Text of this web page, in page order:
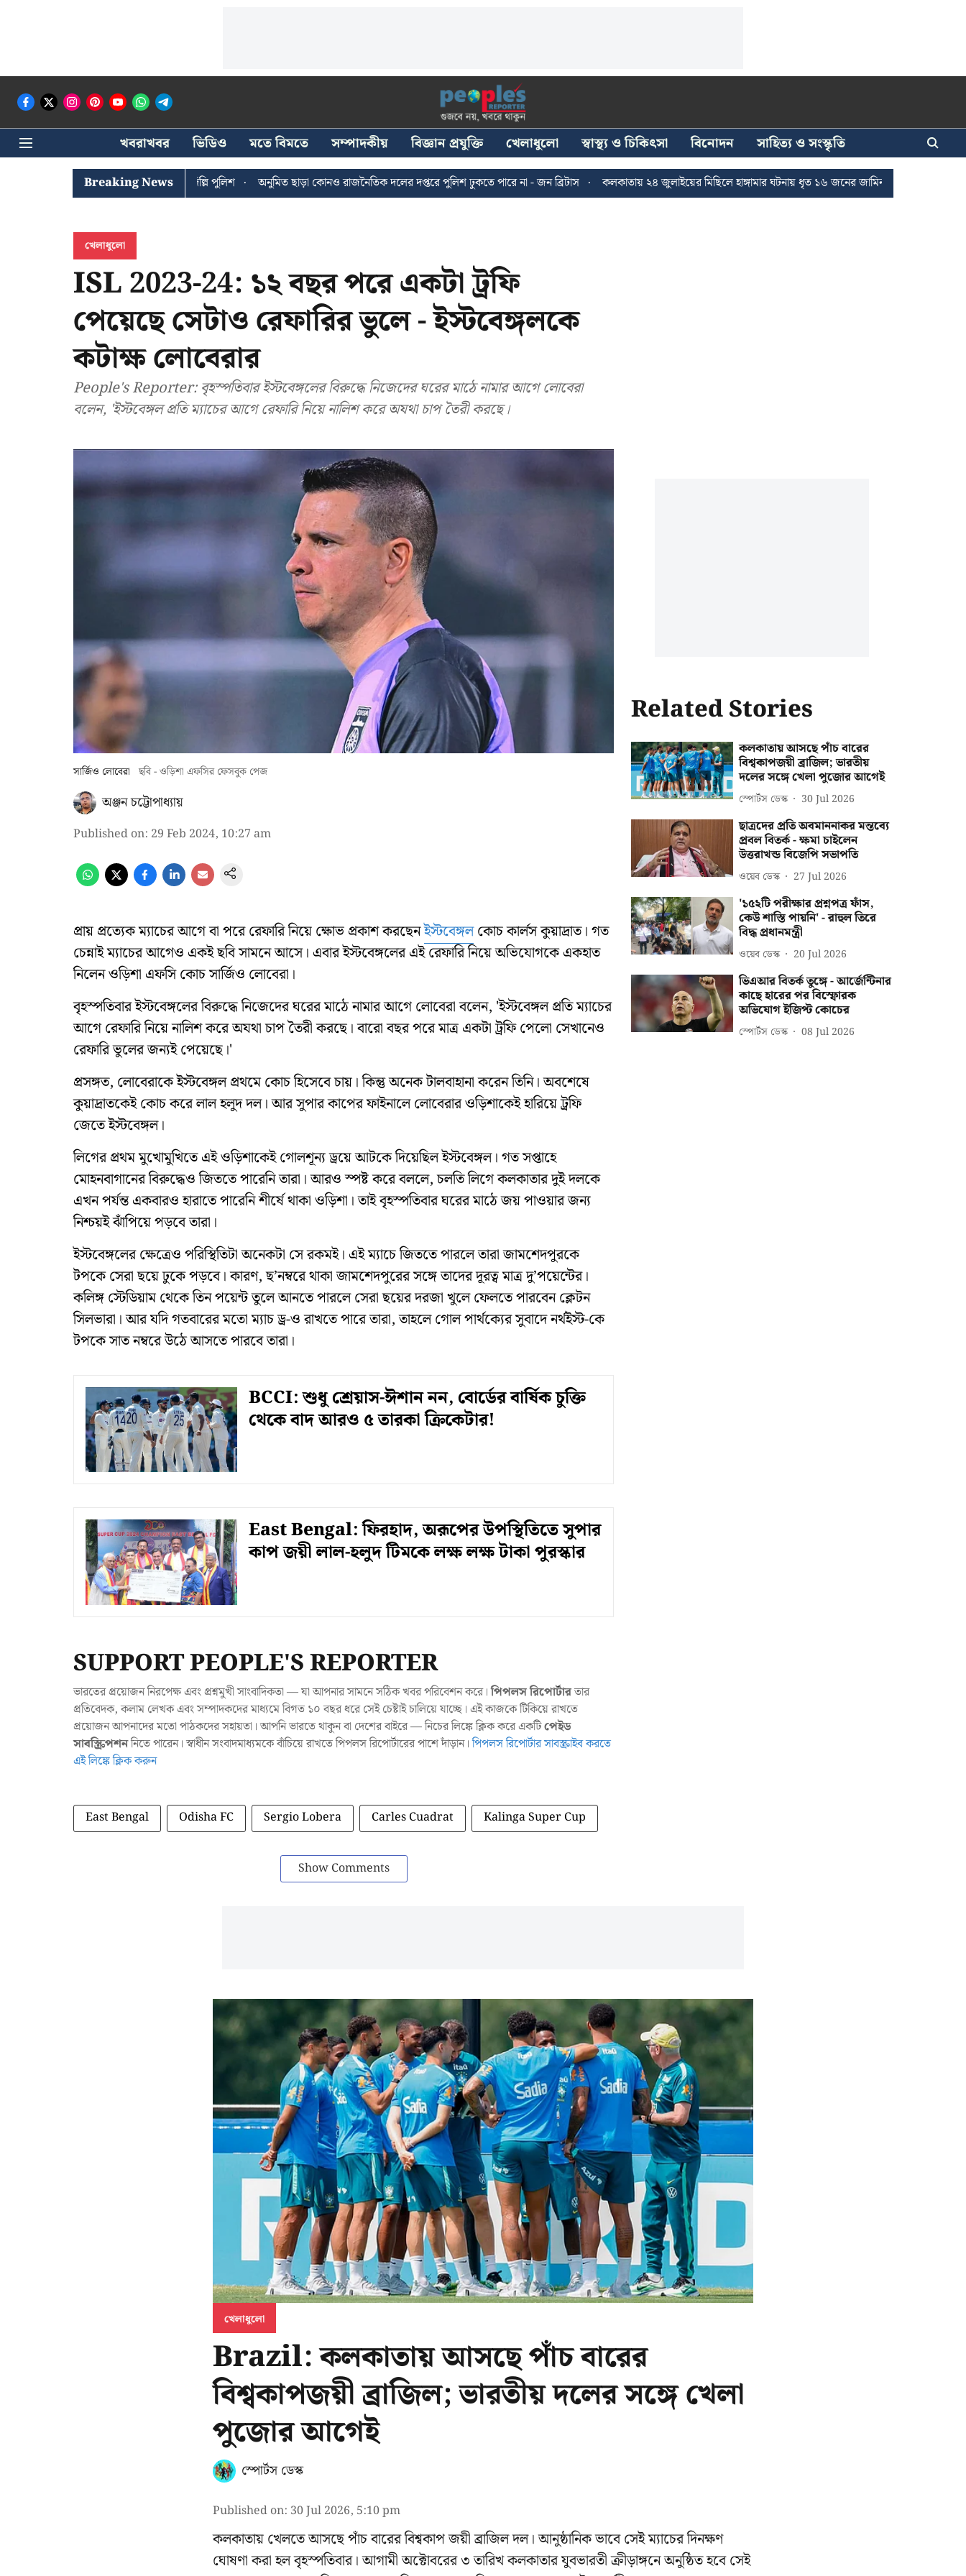
খবরাখবর ভিডিও মতে বিমতে সম্পাদকীয় বিজ্ঞান প্রযুক্তি খেলাধুলো স্বাস্থ্য ও চিকিৎসা বিনোদন সাহিত্য ও সংস্কৃতি
Breaking News
খোঁজে সিপিআইএম সদর দপ্তরে দিল্লি পুলিশ অনুমিত ছাড়া কোনও রাজনৈতিক দলের দপ্তরে পুলিশ ঢুকতে পারে না - জন ব্রিটাস কলকাতায় ২৪ জুলাইয়ের মিছিলে হাঙ্গামার ঘটনায় ধৃত ১৬ জনের জামিন দুর্নীতি দমনে রাজ্যে চালু
খেলাধুলো
ISL 2023-24: ১২ বছর পরে একটা ট্রফি
পেয়েছে সেটাও রেফারির ভুলে - ইস্টবেঙ্গলকে
কটাক্ষ লোবেরার
People's Reporter: বৃহস্পতিবার ইস্টবেঙ্গলের বিরুদ্ধে নিজেদের ঘরের মাঠে নামার আগে লোবেরা
বলেন, 'ইস্টবেঙ্গল প্রতি ম্যাচের আগে রেফারি নিয়ে নালিশ করে অযথা চাপ তৈরী করছে।
সার্জিও লোবেরা ছবি - ওড়িশা এফসির ফেসবুক পেজ
অঞ্জন চট্টোপাধ্যায়
Published on: 29 Feb 2024, 10:27 am
প্রায় প্রত্যেক ম্যাচের আগে বা পরে রেফারি নিয়ে ক্ষোভ প্রকাশ করছেনইস্টবেঙ্গলকোচ কার্লস কুয়াদ্রাত। গত
চেন্নাই ম্যাচের আগেও একই ছবি সামনে আসে। এবার ইস্টবেঙ্গলের এই রেফারি নিয়ে অভিযোগকে একহাত
নিলেন ওড়িশা এফসি কোচ সার্জিও লোবেরা।
বৃহস্পতিবার ইস্টবেঙ্গলের বিরুদ্ধে নিজেদের ঘরের মাঠে নামার আগে লোবেরা বলেন, 'ইস্টবেঙ্গল প্রতি ম্যাচের
আগে রেফারি নিয়ে নালিশ করে অযথা চাপ তৈরী করছে। বারো বছর পরে মাত্র একটা ট্রফি পেলো সেখানেও
রেফারি ভুলের জন্যই পেয়েছে।'
প্রসঙ্গত, লোবেরাকে ইস্টবেঙ্গল প্রথমে কোচ হিসেবে চায়। কিন্তু অনেক টালবাহানা করেন তিনি। অবশেষে
কুয়াদ্রাতকেই কোচ করে লাল হলুদ দল। আর সুপার কাপের ফাইনালে লোবেরার ওড়িশাকেই হারিয়ে ট্রফি
জেতে ইস্টবেঙ্গল।
লিগের প্রথম মুখোমুখিতে এই ওড়িশাকেই গোলশূন্য ড্রয়ে আটকে দিয়েছিল ইস্টবেঙ্গল। গত সপ্তাহে
মোহনবাগানের বিরুদ্ধেও জিততে পারেনি তারা। আরও স্পষ্ট করে বললে, চলতি লিগে কলকাতার দুই দলকে
এখন পর্যন্ত একবারও হারাতে পারেনি শীর্ষে থাকা ওড়িশা। তাই বৃহস্পতিবার ঘরের মাঠে জয় পাওয়ার জন্য
নিশ্চয়ই ঝাঁপিয়ে পড়বে তারা।
ইস্টবেঙ্গলের ক্ষেত্রেও পরিস্থিতিটা অনেকটা সে রকমই। এই ম্যাচে জিততে পারলে তারা জামশেদপুরকে
টপকে সেরা ছয়ে ঢুকে পড়বে। কারণ, ছ’নম্বরে থাকা জামশেদপুরের সঙ্গে তাদের দূরত্ব মাত্র দু’পয়েন্টের।
কলিঙ্গ স্টেডিয়াম থেকে তিন পয়েন্ট তুলে আনতে পারলে সেরা ছয়ের দরজা খুলে ফেলতে পারবেন ক্লেটন
সিলভারা। আর যদি গতবারের মতো ম্যাচ ড্র-ও রাখতে পারে তারা, তাহলে গোল পার্থক্যের সুবাদে নর্থইস্ট-কে
টপকে সাত নম্বরে উঠে আসতে পারবে তারা।
BCCI: শুধু শ্রেয়াস-ঈশান নন, বোর্ডের বার্ষিক চুক্তি
থেকে বাদ আরও ৫ তারকা ক্রিকেটার!
East Bengal: ফিরহাদ, অরূপের উপস্থিতিতে সুপার
কাপ জয়ী লাল-হলুদ টিমকে লক্ষ লক্ষ টাকা পুরস্কার
SUPPORT PEOPLE'S REPORTER
ভারতের প্রয়োজন নিরপেক্ষ এবং প্রশ্নমুখী সাংবাদিকতা — যা আপনার সামনে সঠিক খবর পরিবেশন করে।পিপলস রিপোর্টারতার
প্রতিবেদক, কলাম লেখক এবং সম্পাদকদের মাধ্যমে বিগত ১০ বছর ধরে সেই চেষ্টাই চালিয়ে যাচ্ছে। এই কাজকে টিকিয়ে রাখতে
প্রয়োজন আপনাদের মতো পাঠকদের সহায়তা। আপনি ভারতে থাকুন বা দেশের বাইরে — নিচের লিঙ্কে ক্লিক করে একটিপেইড
সাবস্ক্রিপশননিতে পারেন। স্বাধীন সংবাদমাধ্যমকে বাঁচিয়ে রাখতে পিপলস রিপোর্টারের পাশে দাঁড়ান।পিপলস রিপোর্টার সাবস্ক্রাইব করতে
এই লিঙ্কে ক্লিক করুন
East Bengal Odisha FC Sergio Lobera Carles Cuadrat Kalinga Super Cup
Show Comments
Related Stories
কলকাতায় আসছে পাঁচ বারের
বিশ্বকাপজয়ী ব্রাজিল; ভারতীয়
দলের সঙ্গে খেলা পুজোর আগেই
স্পোর্টস ডেস্ক 30 Jul 2026
ছাত্রদের প্রতি অবমাননাকর মন্তব্যে
প্রবল বিতর্ক - ক্ষমা চাইলেন
উত্তরাখন্ড বিজেপি সভাপতি
ওয়েব ডেস্ক 27 Jul 2026
'১৫২টি পরীক্ষার প্রশ্নপত্র ফাঁস,
কেউ শাস্তি পায়নি' - রাহুল তিরে
বিদ্ধ প্রধানমন্ত্রী
ওয়েব ডেস্ক 20 Jul 2026
ভিএআর বিতর্ক তুঙ্গে - আর্জেন্টিনার
কাছে হারের পর বিস্ফোরক
অভিযোগ ইজিপ্ট কোচের
স্পোর্টস ডেস্ক 08 Jul 2026
খেলাধুলো
Brazil: কলকাতায় আসছে পাঁচ বারের
বিশ্বকাপজয়ী ব্রাজিল; ভারতীয় দলের সঙ্গে খেলা
পুজোর আগেই
স্পোর্টস ডেস্ক
Published on: 30 Jul 2026, 5:10 pm
কলকাতায় খেলতে আসছে পাঁচ বারের বিশ্বকাপ জয়ী ব্রাজিল দল। আনুষ্ঠানিক ভাবে সেই ম্যাচের দিনক্ষণ
ঘোষণা করা হল বৃহস্পতিবার। আগামী অক্টোবরের ৩ তারিখ কলকাতার যুবভারতী ক্রীড়াঙ্গনে অনুষ্ঠিত হবে সেই